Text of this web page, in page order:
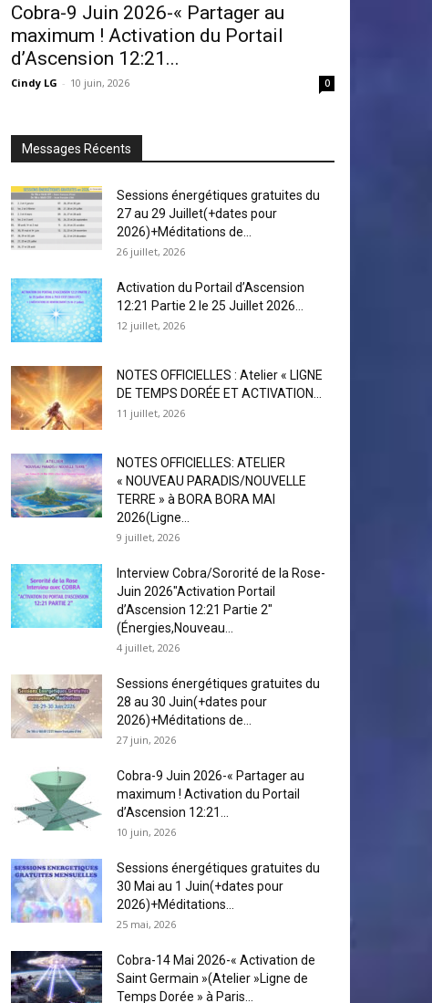
Cobra-9 Juin 2026-« Partager au
maximum ! Activation du Portail
d’Ascension 12:21...
Cindy LG - 10 juin, 2026 0
Messages Récents
Sessions énergétiques gratuites du
27 au 29 Juillet(+dates pour
2026)+Méditations de...
26 juillet, 2026
Activation du Portail d’Ascension
12:21 Partie 2 le 25 Juillet 2026...
12 juillet, 2026
NOTES OFFICIELLES : Atelier « LIGNE
DE TEMPS DORÉE ET ACTIVATION...
11 juillet, 2026
NOTES OFFICIELLES: ATELIER
« NOUVEAU PARADIS/NOUVELLE
TERRE » à BORA BORA MAI
2026(Ligne...
9 juillet, 2026
Interview Cobra/Sororité de la Rose-
Juin 2026″Activation Portail
d’Ascension 12:21 Partie 2″
(Énergies,Nouveau...
4 juillet, 2026
Sessions énergétiques gratuites du
28 au 30 Juin(+dates pour
2026)+Méditations de...
27 juin, 2026
Cobra-9 Juin 2026-« Partager au
maximum ! Activation du Portail
d’Ascension 12:21...
10 juin, 2026
Sessions énergétiques gratuites du
30 Mai au 1 Juin(+dates pour
2026)+Méditations...
25 mai, 2026
Cobra-14 Mai 2026-« Activation de
Saint Germain »(Atelier »Ligne de
Temps Dorée » à Paris...